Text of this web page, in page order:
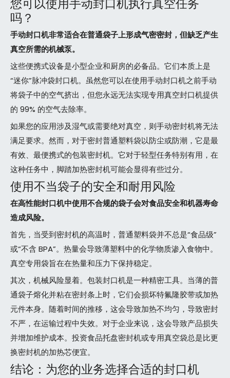
您可以使用手动封口机执行真空任务
吗？
手动封口机非常适合在普通袋子上形成气密密封，但缺乏产生
真空所需的机械泵。
这些便携式设备是小型企业和厨房的必备品。它们本质上是
“迷你”脉冲袋封口机。虽然您可以在使用手动封口机之前手动
将袋子中的空气挤出，但您永远无法实现专用真空封口机提供
的 99% 的空气去除率。
如果您的应用涉及湿气或需要绝对真空，则手动密封机将无法
满足要求。然而，对于密封普通塑料袋以防尘或防潮，它是最
有效、最便携式的包装密封机。它对于轻型任务特别有用，在
这种任务中，脚踏加热密封机可能会显得有些过分。
使用不当袋子的安全和耐用风险
在高性能封口机中使用不合规的袋子会对食品安全和机器寿命
造成风险。
首先，当受到密封机的高温时，普通塑料袋并不总是“食品级”
或“不含 BPA”。热量会导致薄塑料中的化学物质渗入食物中。
真空专用袋旨在在热量和压力下保持稳定。
其次，机械风险显着。包装封口机是一种精密工具。当薄的普
通袋子熔化并粘在密封条上时，它们会损坏特氟隆胶带或加热
元件本身。随着时间的推移，这会导致加热不均匀，导致密封
不严，在运输过程中失效。对于企业来说，这会导致产品损失
并增加维护成本。投资食品托盘密封机或专用真空袋总是比更
换密封机的加热芯便宜。
结论：为您的业务选择合适的封口机